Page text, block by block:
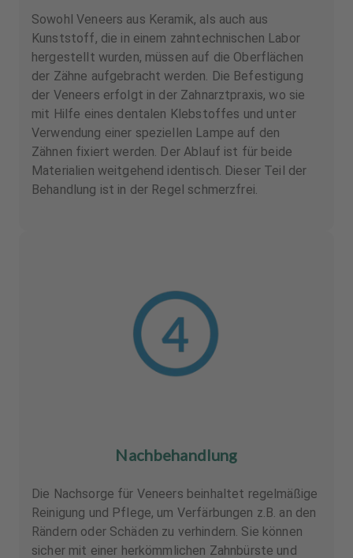
Sowohl Veneers aus Keramik, als auch aus
Kunststoff, die in einem zahntechnischen Labor
hergestellt wurden, müssen auf die Oberflächen
der Zähne aufgebracht werden. Die Befestigung
der Veneers erfolgt in der Zahnarztpraxis, wo sie
mit Hilfe eines dentalen Klebstoffes und unter
Verwendung einer speziellen Lampe auf den
Zähnen fixiert werden. Der Ablauf ist für beide
Materialien weitgehend identisch. Dieser Teil der
Behandlung ist in der Regel schmerzfrei.
Nachbehandlung
Die Nachsorge für Veneers beinhaltet regelmäßige
Reinigung und Pflege, um Verfärbungen z.B. an den
Rändern oder Schäden zu verhindern. Sie können
sicher mit einer herkömmlichen Zahnbürste und